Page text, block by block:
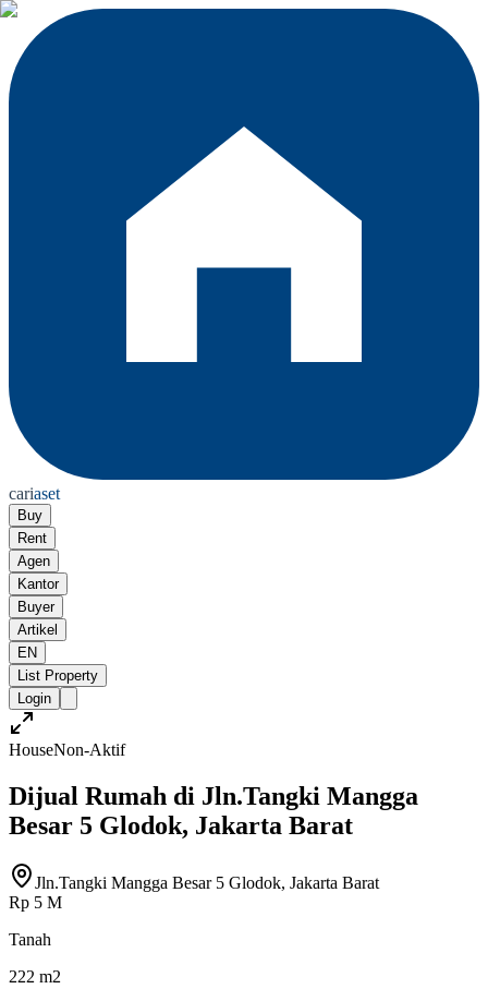
cariaset
Buy
Rent
Agen
Kantor
Buyer
Artikel
EN
List Property
Login
HouseNon-Aktif
Dijual Rumah di Jln.Tangki Mangga
Besar 5 Glodok, Jakarta Barat
Jln.Tangki Mangga Besar 5 Glodok, Jakarta Barat
Rp 5 M
Tanah
222 m2